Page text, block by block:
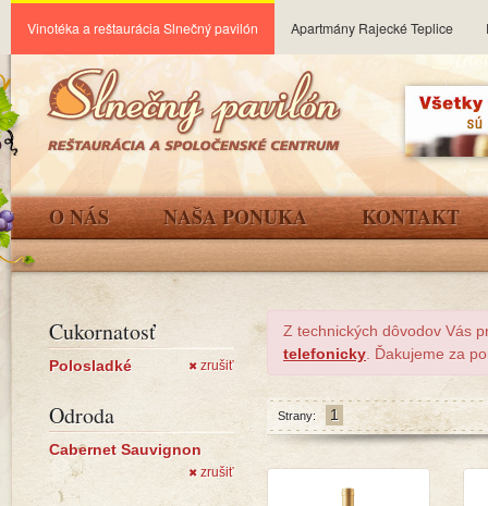
Vinotéka a reštaurácia Slnečný pavilón Apartmány Rajecké Teplice
O NÁS NAŠA PONUKA KONTAKT
Cukornatosť
Polosladké ✖ zrušiť
Odroda
Cabernet Sauvignon
✖ zrušiť
Z technických dôvodov Vás
telefonicky . Ďakujeme za
Strany: 1